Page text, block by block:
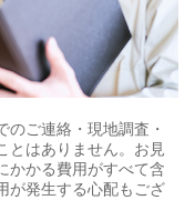
ご連絡・現地調査・
とはありません。お見
かかる費用がすべて含
が発生する心配もござ